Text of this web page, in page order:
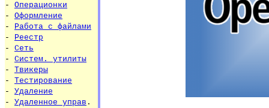
- Операционки
- Оформление
- Работа с файлами
- Реестр
- Сеть
- Систем. утилиты
- Твикеры
- Тестирование
- Удаление
- Удаленное управ .